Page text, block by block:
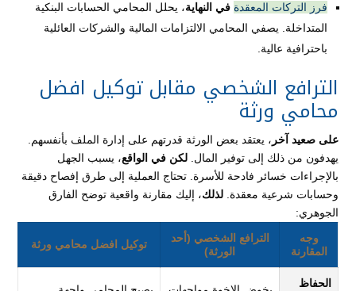
فرز التركات المعقدة في النهاية، يحلل المحامي الحسابات البنكية
المتداخلة. يصفي المحامي الالتزامات المالية والشركات العائلية
باحترافية عالية.
الترافع الشخصي مقابل توكيل افضل
محامي ورثة
على صعيد آخر ، يعتقد بعض الورثة قدرتهم على إدارة الملف بأنفسهم.
يهدفون من ذلك إلى توفير المال. لكن في الواقع، يسبب الجهل
بالإجراءات خسائر فادحة للأسرة. تحتاج العملية إلى طرق إفصاح دقيقة
وحسابات شرعية معقدة. لذلك، إليك مقارنة واقعية توضح الفارق
الجوهري:
وجه
المقارنة
الترافع الشخصي (أحد
الورثة)
توكيل افضل محامي ورثة
الحفاظ